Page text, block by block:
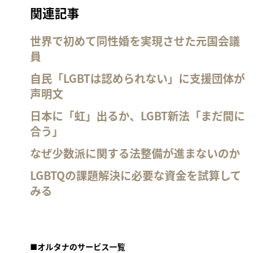
関連記事
世界で初めて同性婚を実現させた元国会議
員
自民「LGBTは認められない」に支援団体が
声明文
日本に「虹」出るか、LGBT新法「まだ間に
合う」
なぜ少数派に関する法整備が進まないのか
LGBTQの課題解決に必要な資金を試算して
みる
■オルタナのサービス一覧